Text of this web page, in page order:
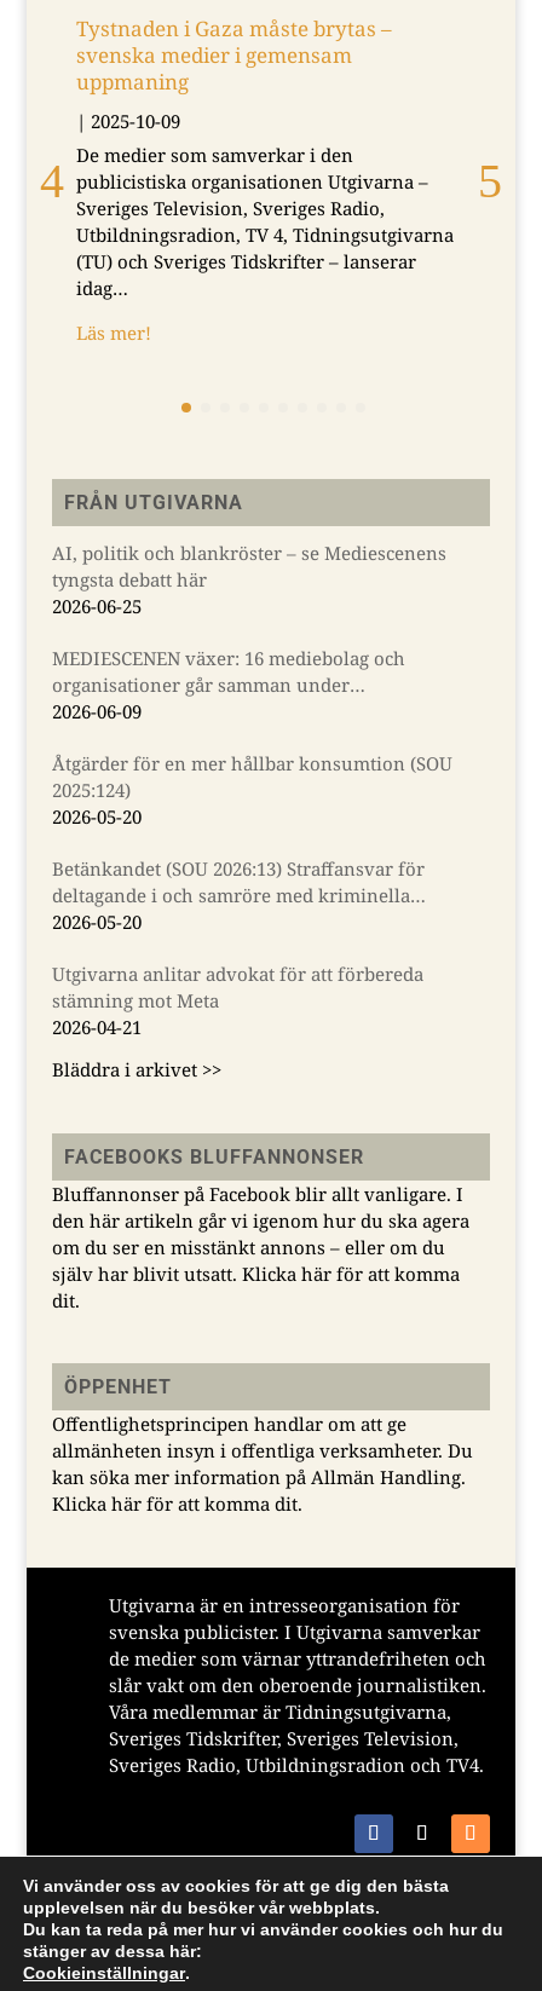
Tystnaden i Gaza måste brytas –
svenska medier i gemensam
uppmaning
| 2025-10-09
De medier som samverkar i den
publicistiska organisationen Utgivarna –
Sveriges Television, Sveriges Radio,
Utbildningsradion, TV 4, Tidningsutgivarna
(TU) och Sveriges Tidskrifter – lanserar
idag…
Läs mer!
FRÅN UTGIVARNA
AI, politik och blankröster – se Mediescenens
tyngsta debatt här
2026-06-25
MEDIESCENEN växer: 16 mediebolag och
organisationer går samman under
Almedalsveckan
2026-06-09
Åtgärder för en mer hållbar konsumtion (SOU
2025:124)
2026-05-20
Betänkandet (SOU 2026:13) Straffansvar för
deltagande i och samröre med kriminella
sammanslutningar
2026-05-20
Utgivarna anlitar advokat för att förbereda
stämning mot Meta
2026-04-21
Bläddra i arkivet >>
FACEBOOKS BLUFFANNONSER
Bluffannonser på Facebook blir allt vanligare. I
den här artikeln går vi igenom hur du ska agera
om du ser en misstänkt annons – eller om du
själv har blivit utsatt. Klicka här för att komma
dit.
ÖPPENHET
Offentlighetsprincipen handlar om att ge
allmänheten insyn i offentliga verksamheter. Du
kan söka mer information på Allmän Handling.
Klicka här för att komma dit.
Utgivarna är en intresseorganisation för
svenska publicister. I Utgivarna samverkar
de medier som värnar yttrandefriheten och
slår vakt om den oberoende journalistiken.
Våra medlemmar är Tidningsutgivarna,
Sveriges Tidskrifter, Sveriges Television,
Sveriges Radio, Utbildningsradion och TV4.
@ 2021 Utgivarna, Blåsutgatan 6, 414 56 Göteborg.
E-post:info@utgivarna.se. Ansvarig utgivare:
Vi använder oss av cookies för att ge dig den bästa
upplevelsen när du besöker vår webbplats.
Du kan ta reda på mer hur vi använder cookies och hur du
stänger av dessa här:
Cookieinställningar.